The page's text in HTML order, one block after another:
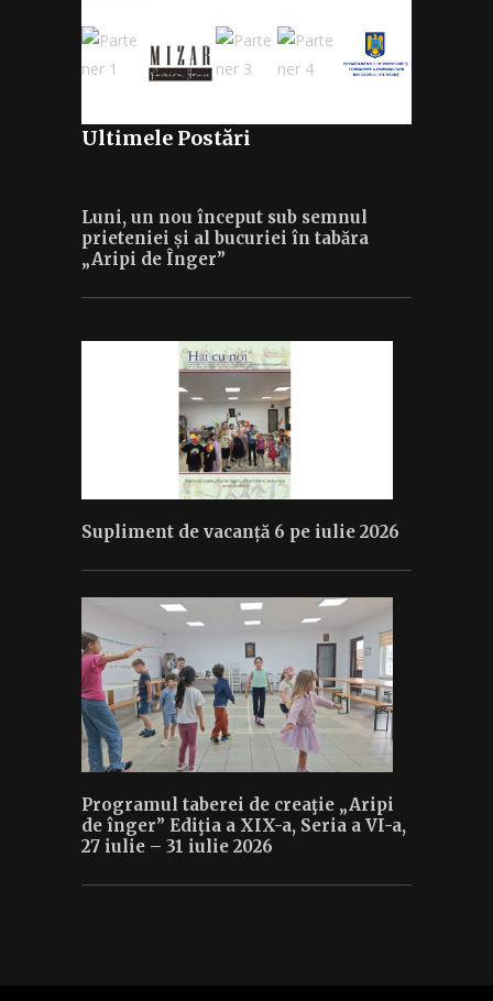
Ultimele Postări
Luni, un nou început sub semnul
prieteniei și al bucuriei în tabăra
„Aripi de Înger”
Supliment de vacanță 6 pe iulie 2026
Programul taberei de creaţie „Aripi
de înger” Ediţia a XIX-a, Seria a VI-a,
27 iulie – 31 iulie 2026